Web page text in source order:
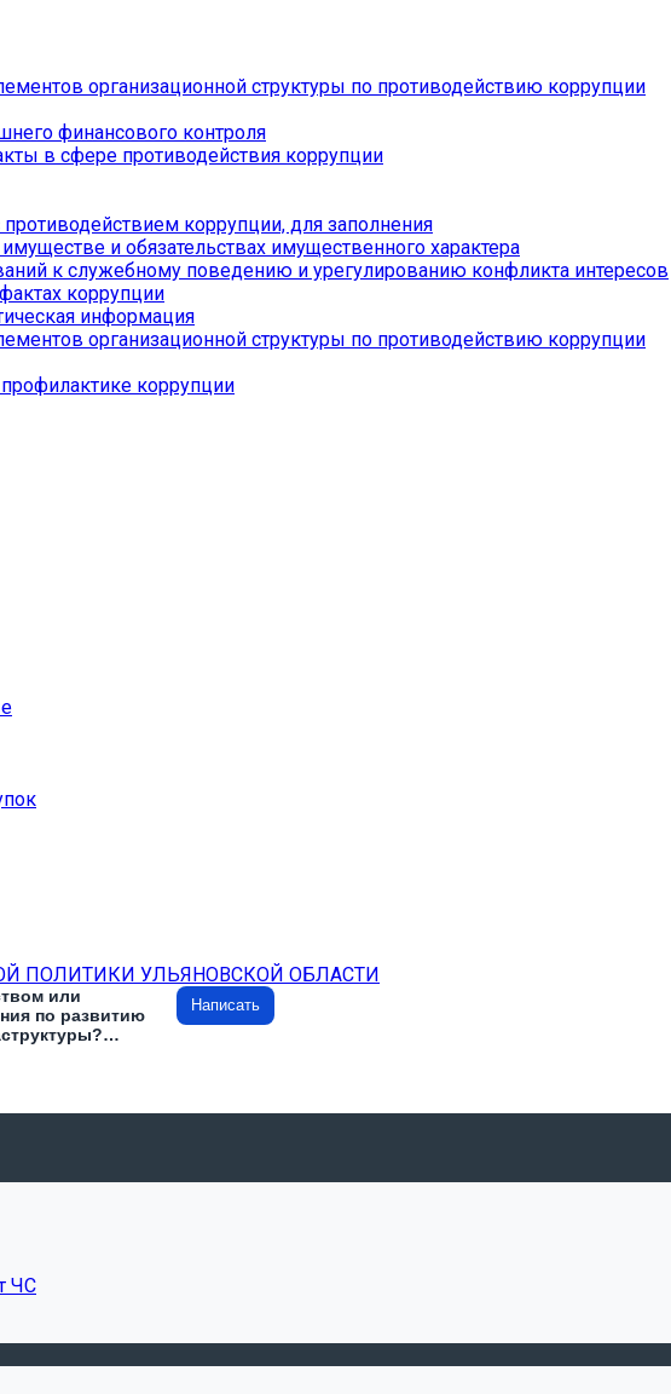
организационной структуры по противодействию коррупции
финансового контроля
в сфере противодействия коррупции
коррупции, для заполнения
и обязательствах имущественного характера
к служебному поведению и урегулированию конфликта интересов
коррупции
информация
организационной структуры по противодействию коррупции
коррупции
ПОЛИТИКИ УЛЬЯНОВСКОЙ ОБЛАСТИ
или
по развитию
Написать
ЧС